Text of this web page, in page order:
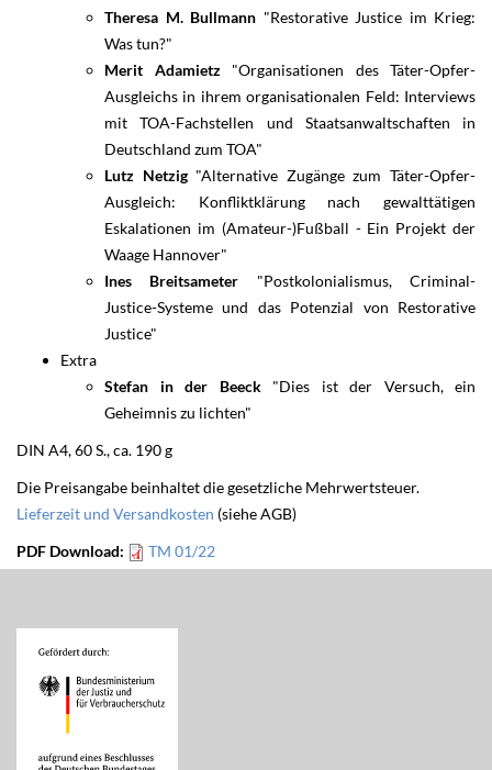
Theresa M. Bullmann "Restorative Justice im Krieg:
Was tun?"
Merit Adamietz"Organisationen des Täter-Opfer-
Ausgleichs in ihrem organisationalen Feld: Interviews
mit TOA-Fachstellen und Staatsanwaltschaften in
Deutschland zum TOA"
Lutz Netzig"Alternative Zugänge zum Täter-Opfer-
Ausgleich: Konfliktklärung nach gewalttätigen
Eskalationen im (Amateur-)Fußball - Ein Projekt der
Waage Hannover"
Ines Breitsameter "Postkolonialismus, Criminal-
Justice-Systeme und das Potenzial von Restorative
Justice"
Extra
Stefan in der Beeck"Dies ist der Versuch, ein
Geheimnis zu lichten"
DIN A4, 60 S., ca. 190 g
Die Preisangabe beinhaltet die gesetzliche Mehrwertsteuer.
Lieferzeit und Versandkosten (siehe AGB)
PDF Download:
TM 01/22